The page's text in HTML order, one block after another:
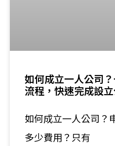
如何成立一人公司
流程，快速完成設
如何成立一人公司？
多少費用？只有